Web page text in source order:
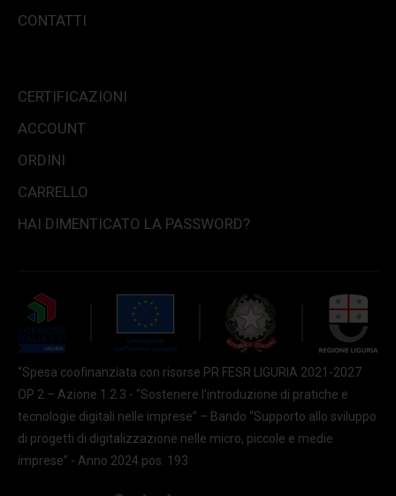
CONTATTI
CERTIFICAZIONI
ACCOUNT
ORDINI
CARRELLO
HAI DIMENTICATO LA PASSWORD?
“Spesa coofinanziata con risorse PR FESR LIGURIA 2021-2027
OP 2 – Azione 1.2.3 - "Sostenere l'introduzione di pratiche e
tecnologie digitali nelle imprese” – Bando “Supporto allo sviluppo
di progetti di digitalizzazione nelle micro, piccole e medie
imprese” - Anno 2024 pos. 193